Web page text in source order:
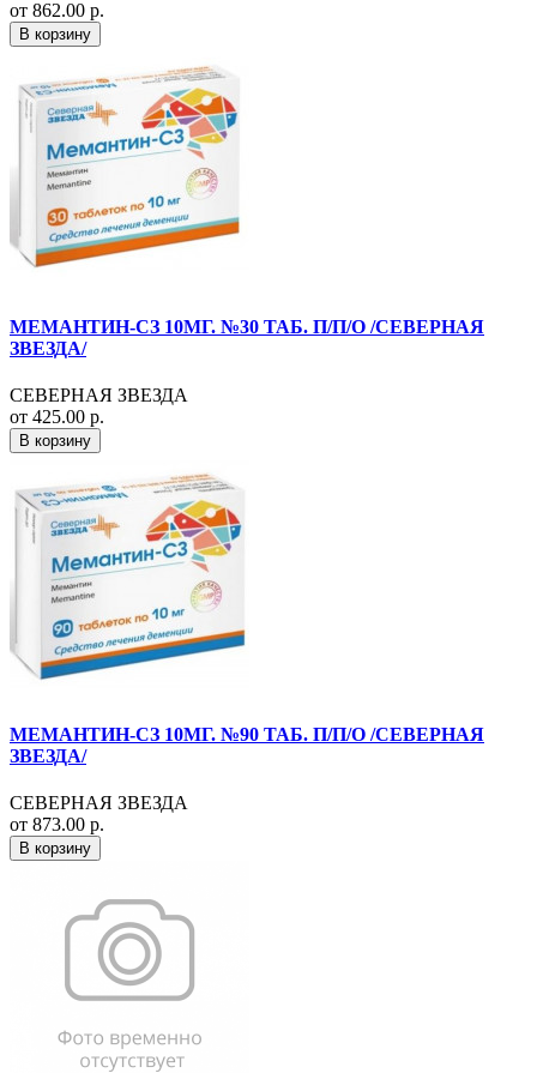
от 862.00 р.
В корзину
МЕМАНТИН-СЗ 10МГ. №30 ТАБ. П/П/О /СЕВЕРНАЯ
ЗВЕЗДА/
СЕВЕРНАЯ ЗВЕЗДА
от 425.00 р.
В корзину
МЕМАНТИН-СЗ 10МГ. №90 ТАБ. П/П/О /СЕВЕРНАЯ
ЗВЕЗДА/
СЕВЕРНАЯ ЗВЕЗДА
от 873.00 р.
В корзину